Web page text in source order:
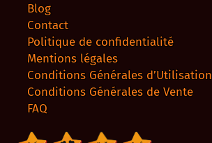
Blog
Contact
Politique de confidentialité
Mentions légales
Conditions Générales d’Utilisation
Conditions Générales de Vente
FAQ